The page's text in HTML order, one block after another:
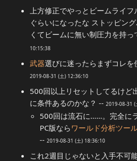
上方修正でやっとビームライ
ぐらいになったな ストッピン
くてビームに無い制圧力を持っ
10:15:38
武器選びに迷ったらまずコレを
2019-08-31 (土) 12:36:10
500回以上リセットしてるけど
に条件あるのかな？ -- 2019-08-31
500回は流石に……。完全に
PC版なら ワールド分析ツー
-- 2019-08-31 (土) 18:36:10
これ2週目じゃないと入手不可